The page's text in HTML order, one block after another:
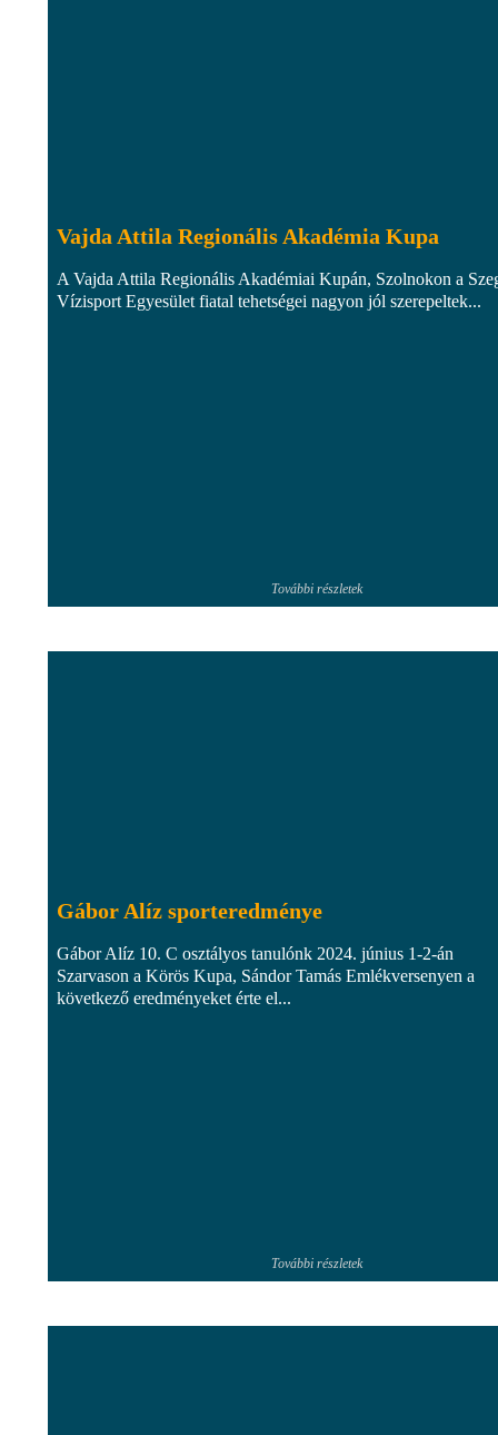
Vajda Attila Regionális Akadémia Kupa
A Vajda Attila Regionális Akadémiai Kupán, Szolnokon a
Vízisport Egyesület fiatal tehetségei nagyon jól szerepeltek...
További részletek
Gábor Alíz sporteredménye
Gábor Alíz 10. C osztályos tanulónk 2024. június 1-2-án
Szarvason a Körös Kupa, Sándor Tamás Emlékversenyen a
következő eredményeket érte el...
További részletek